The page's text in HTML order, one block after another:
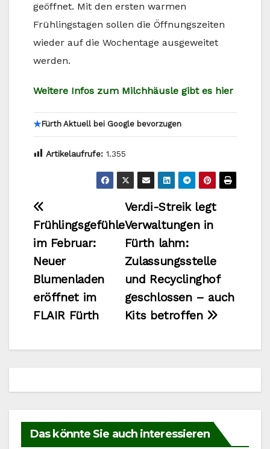
geöffnet. Mit den ersten warmen
Frühlingstagen sollen die Öffnungszeiten
wieder auf die Wochentage ausgeweitet
werden.
Weitere Infos zum Milchhäusle gibt es hier
★Fürth Aktuell bei Google bevorzugen
Artikelaufrufe: 1.355
Beitragsnavigation
Ver.di-Streik legt
Verwaltungen in
Fürth lahm:
Zulassungsstelle
und Recyclinghof
geschlossen – auch
Kits betroffen
Frühlingsgefühle
im Februar:
Neuer
Blumenladen
eröffnet im
FLAIR Fürth
Das könnte Sie auch interessieren